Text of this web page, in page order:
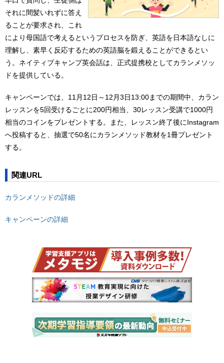
それに間髪いれずに答え
ることが要求され、これ
により母国語で考えるというプロセスを防ぎ、英語を日本語なしに
理解し、素早く反応するための英語脳を鍛えることができるとい
う。ネイティブキャンプ英会話は、正式提携校としてカランメソッ
ドを提供している。
キャンペーンでは、11月12日～12月3日13:00までの期間中、カラン
レッスンを5回受けるごとに200円相当、30レッスン受講で1000円
相当のコインをプレゼントする。また、レッスン終了後にInstagram
へ投稿すると、抽選で50名にカランメソッド教材を1冊プレゼント
する。
関連URL
カランメソッドの詳細
キャンペーンの詳細